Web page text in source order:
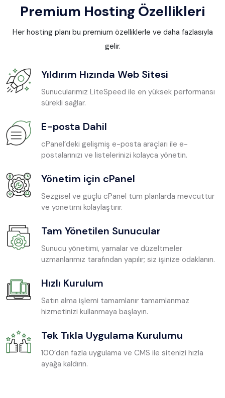
Premium Hosting Özellikleri
Her hosting planı bu premium özelliklerle ve daha fazlasıyla
gelir.
Yıldırım Hızında Web Sitesi
Sunucularımız LiteSpeed ile en yüksek performansı
sürekli sağlar.
E-posta Dahil
cPanel’deki gelişmiş e-posta araçları ile e-
postalarınızı ve listelerinizi kolayca yönetin.
Yönetim için cPanel
Sezgisel ve güçlü cPanel tüm planlarda mevcuttur
ve yönetimi kolaylaştırır.
Tam Yönetilen Sunucular
Sunucu yönetimi, yamalar ve düzeltmeler
uzmanlarımız tarafından yapılır; siz işinize odaklanın.
Hızlı Kurulum
Satın alma işlemi tamamlanır tamamlanmaz
hizmetinizi kullanmaya başlayın.
Tek Tıkla Uygulama Kurulumu
100’den fazla uygulama ve CMS ile sitenizi hızla
ayağa kaldırın.